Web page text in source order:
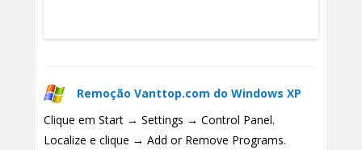
Remoção Vanttop.com do Windows XP
Clique em Start → Settings → Control Panel.
Localize e clique → Add or Remove Programs.